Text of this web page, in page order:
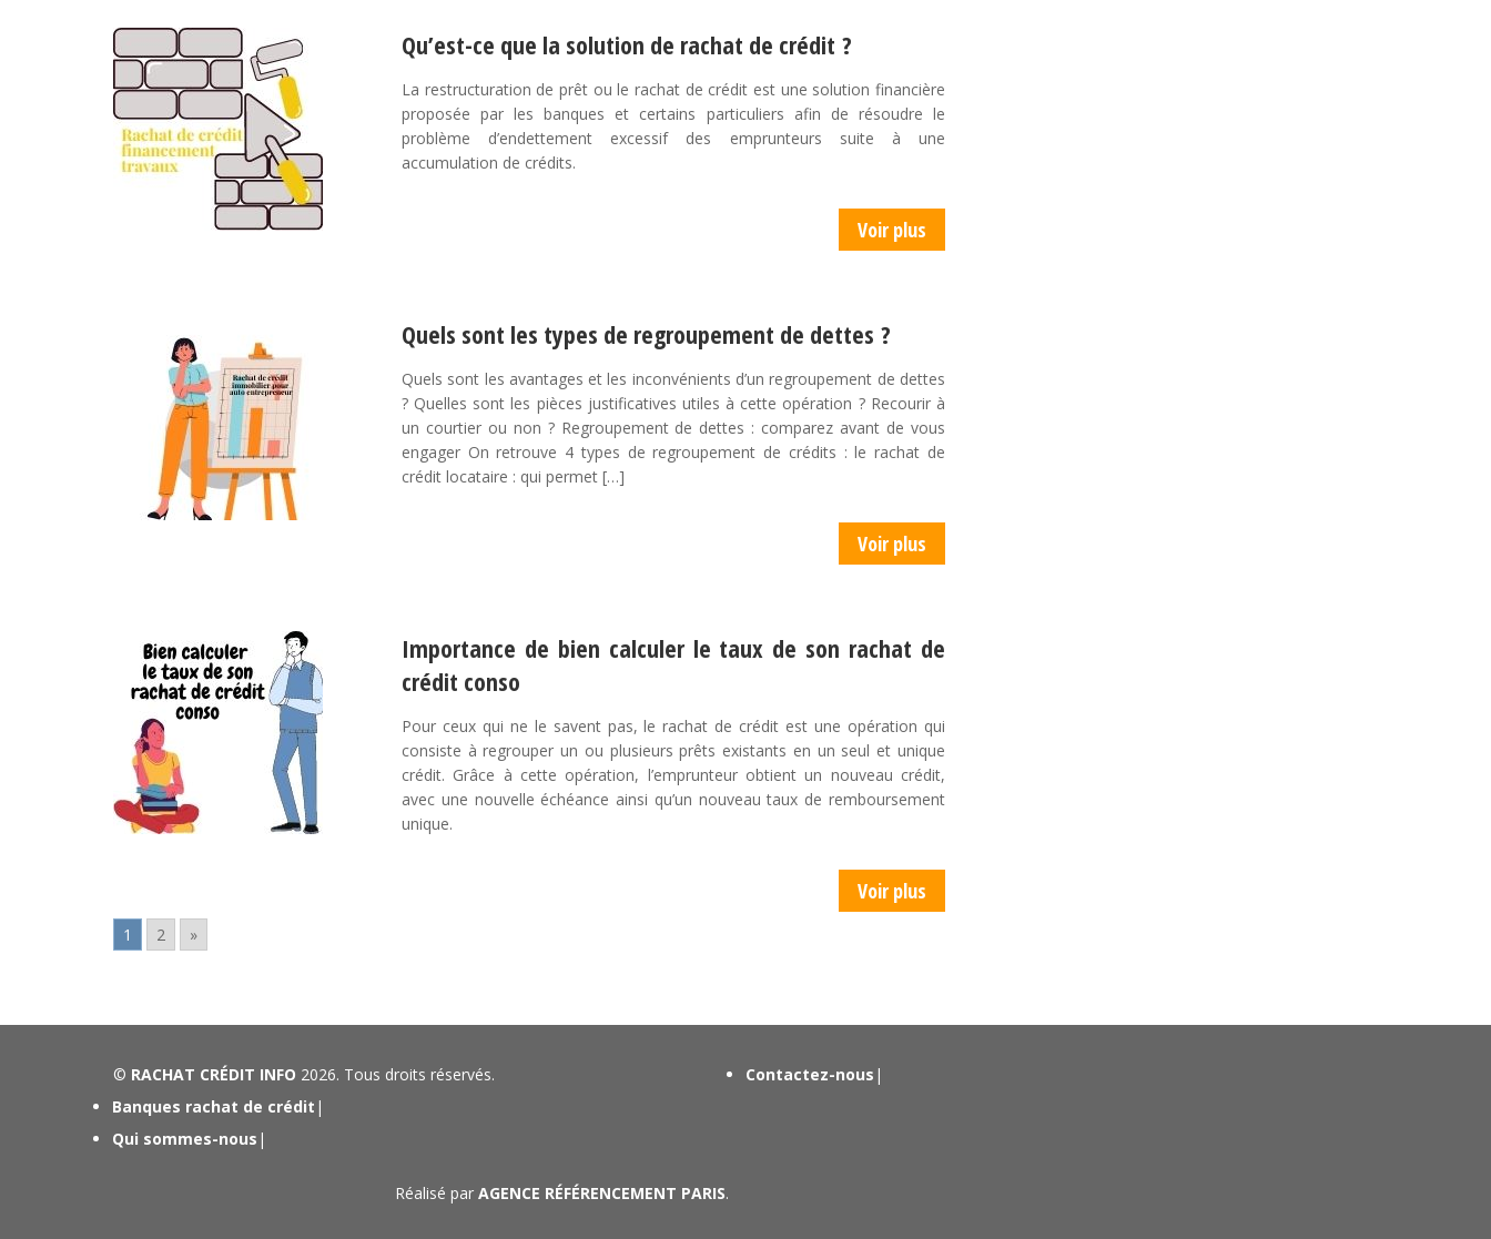
Qu’est-ce que la solution de rachat de crédit ?
La restructuration de prêt ou le rachat de crédit est une solution financière
proposée par les banques et certains particuliers afin de résoudre le
problème d’endettement excessif des emprunteurs suite à une
accumulation de crédits.
Voir plus
Quels sont les types de regroupement de dettes ?
Quels sont les avantages et les inconvénients d’un regroupement de dettes
? Quelles sont les pièces justificatives utiles à cette opération ? Recourir à
un courtier ou non ? Regroupement de dettes : comparez avant de vous
engager On retrouve 4 types de regroupement de crédits : le rachat de
crédit locataire : qui permet […]
Voir plus
Importance de bien calculer le taux de son rachat de
crédit conso
Pour ceux qui ne le savent pas, le rachat de crédit est une opération qui
consiste à regrouper un ou plusieurs prêts existants en un seul et unique
crédit. Grâce à cette opération, l’emprunteur obtient un nouveau crédit,
avec une nouvelle échéance ainsi qu’un nouveau taux de remboursement
unique.
Voir plus
1 2 »
© RACHAT CRÉDIT INFO 2026. Tous droits réservés. Contactez-nous |
Banques rachat de crédit |
Qui sommes-nous |
Réalisé par AGENCE RÉFÉRENCEMENT PARIS.